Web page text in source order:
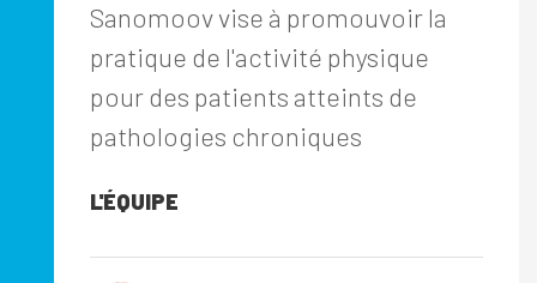
Sanomoov vise à promouvoir la
pratique de l'activité physique
pour des patients atteints de
pathologies chroniques
L'ÉQUIPE